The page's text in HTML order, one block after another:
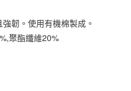
韌。使用有機棉製成。
聚酯纖維20%